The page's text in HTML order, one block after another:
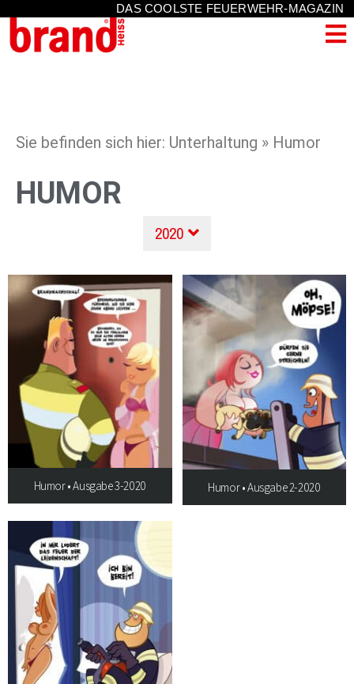
DAS COOLSTE FEUERWEHR-MAGAZIN
Sie befinden sich hier: Unterhaltung » Humor
HUMOR
2020
Humor • Ausgabe 3-2020 Humor • Ausgabe 2-2020